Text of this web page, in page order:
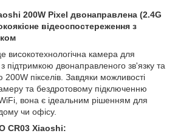
200W Pixel двонаправлена (2.4G
відеоспостереження з
високотехнологічна камера для
підтримкою двонаправленого зв'язку та
200W пікселів. Завдяки можливості
та бездротовому підключенню
вона є ідеальним рішенням для
чи офісу.
CR03 Xiaoshi: